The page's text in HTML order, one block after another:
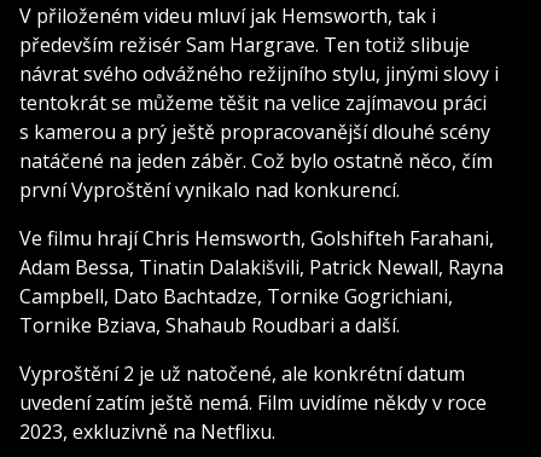
V přiloženém videu mluví jak Hemsworth, tak i
především režisér Sam Hargrave. Ten totiž slibuje
návrat svého odvážného režijního stylu, jinými slovy i
tentokrát se můžeme těšit na velice zajímavou práci
s kamerou a prý ještě propracovanější dlouhé scény
natáčené na jeden záběr. Což bylo ostatně něco, čím
první Vyproštění vynikalo nad konkurencí.
Ve filmu hrají Chris Hemsworth, Golshifteh Farahani,
Adam Bessa, Tinatin Dalakišvili, Patrick Newall, Rayna
Campbell, Dato Bachtadze, Tornike Gogrichiani,
Tornike Bziava, Shahaub Roudbari a další.
Vyproštění 2 je už natočené, ale konkrétní datum
uvedení zatím ještě nemá. Film uvidíme někdy v roce
2023, exkluzivně na Netflixu.